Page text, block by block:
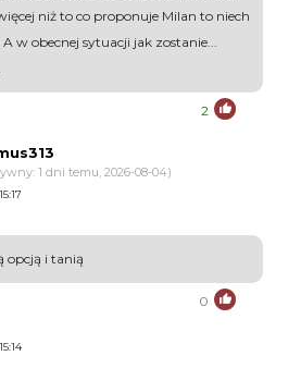
niż to co proponuje Milan to niech
A w obecnej sytuacji jak zostanie...
2
1 dni temu, 2026-08-04)
opcją i tanią
0